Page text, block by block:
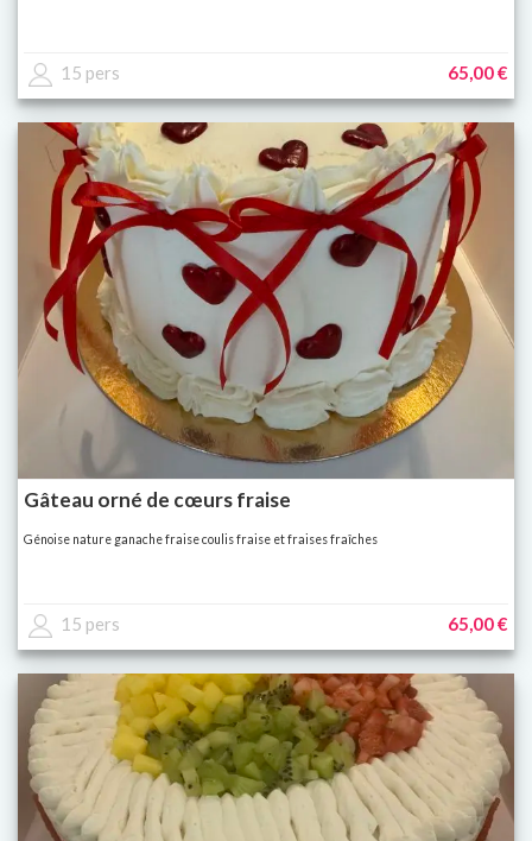
15 pers 65,00 €
Gâteau orné de cœurs fraise
Génoise nature ganache fraise coulis fraise et fraises fraîches
15 pers 65,00 €